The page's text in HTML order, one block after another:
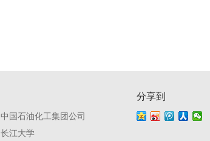
中国石油化工集团公司
长江大学
分享到